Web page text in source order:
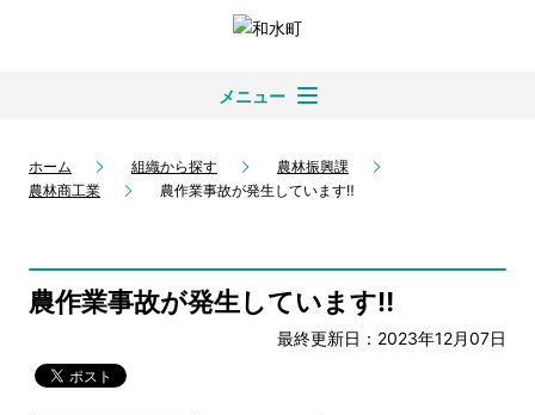
メニュー
ホーム 組織から探す
農林振興課
農林商工業
農作業事故が発生しています‼
農作業事故が発生しています‼
最終更新日：2023年12月07日